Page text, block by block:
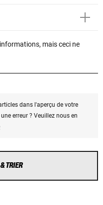
mais ceci ne
dans l'aperçu de votre
erreur ? Veuillez nous en
TRIER